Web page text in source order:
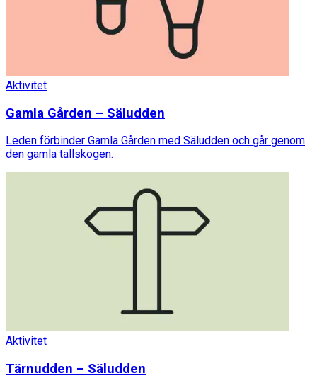
Aktivitet
Gamla Gården – Säludden
Leden förbinder Gamla Gården med Säludden och går genom
den gamla tallskogen.
Aktivitet
Tärnudden – Säludden